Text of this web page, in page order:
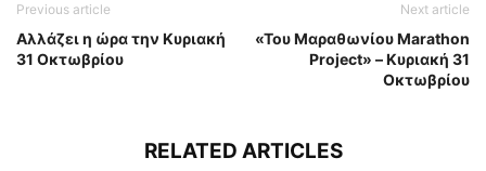
Previous article
Αλλάζει η ώρα την Κυριακή
31 Οκτωβρίου
Next article
«Του Μαραθωνίου Μarathon
Ρroject» – Κυριακή 31
Οκτωβρίου
RELATED ARTICLES